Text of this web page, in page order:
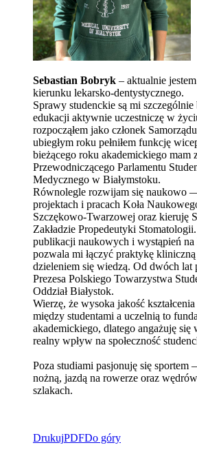
Sebastian Bobryk – aktualnie
kierunku lekarsko-dentystycznego.
Sprawy studenckie są mi
edukacji aktywnie uczestniczę w
rozpocząłem jako członek
ubiegłym roku pełniłem funkcję
bieżącego roku akademickiego mam
Przewodniczącego Parlamentu
Medycznego w Białymstoku.
Równolegle rozwijam się naukowo
projektach i pracach Koła
Szczękowo-Twarzowej oraz kieruję
Zakładzie Propedeutyki
publikacji naukowych i wystąpień na
pozwala mi łączyć praktykę
dzieleniem się wiedzą. Od dwóch lat
Prezesa Polskiego Towarzystwa
Oddział Białystok.
Wierzę, że wysoka jakość
między studentami a uczelnią to
akademickiego, dlatego angażuję
realny wpływ na społeczność
Poza studiami pasjonuję się sportem
nożną, jazdą na rowerze oraz
szlakach.
DrukujPDFDo góry